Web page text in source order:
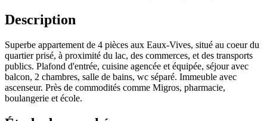
Description
Superbe appartement de 4 pièces aux Eaux-Vives, situé au coeur du
quartier prisé, à proximité du lac, des commerces, et des transports
publics. Plafond d'entrée, cuisine agencée et équipée, séjour avec
balcon, 2 chambres, salle de bains, wc séparé. Immeuble avec
ascenseur. Près de commodités comme Migros, pharmacie,
boulangerie et école.